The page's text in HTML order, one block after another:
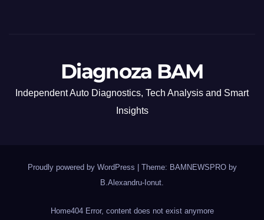
Diagnoza BAM
Independent Auto Diagnostics, Tech Analysis and Smart
Insights
Proudly powered by WordPress | Theme: BAMNEWSPRO by
B.Alexandru-Ionut
Home404 Error, content does not exist anymore